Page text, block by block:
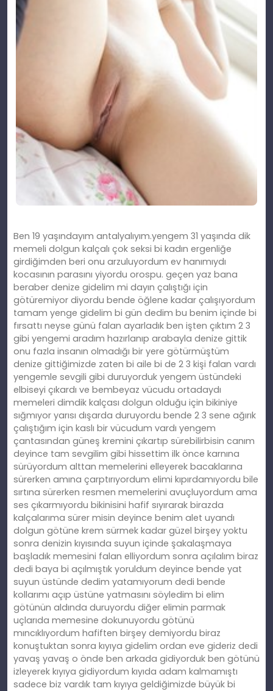
Ben 19 yaşındayım antalyalıyım.yengem 31 yaşında dik
memeli dolgun kalçalı çok seksi bi kadın ergenliğe
girdiğimden beri onu arzuluyordum ev hanımıydı
kocasının parasını yiyordu orospu. geçen yaz bana
beraber denize gidelim mi dayın çalıştığı için
götüremiyor diyordu bende öğlene kadar çalışıyordum
tamam yenge gidelim bi gün dedim bu benim içinde bi
fırsattı neyse günü falan ayarladık ben işten çıktım 2 3
gibi yengemi aradım hazırlanıp arabayla denize gittik
onu fazla insanın olmadığı bir yere götürmüştüm
denize gittiğimizde zaten bi aile bi de 2 3 kişi falan vardı
yengemle sevgili gibi duruyorduk yengem üstündeki
elbiseyi çıkardı ve bembeyaz vücudu ortadaydı
memeleri dimdik kalçası dolgun olduğu için bikiniye
sığmıyor yarısı dışarda duruyordu bende 2 3 sene ağırık
çalıştığım için kaslı bir vücudum vardı yengem
çantasından güneş kremini çıkartıp sürebilirbisin canım
deyince tam sevgilim gibi hissettim ilk önce karnına
sürüyordum alttan memelerini elleyerek bacaklarına
sürerken amına çarptırıyordum elimi kıpırdamıyordu bile
sırtına sürerken resmen memelerini avuçluyordum ama
ses çıkarmıyordu bikinisini hafif sıyırarak birazda
kalçalarıma sürer misin deyince benim alet uyandı
dolgun götüne krem sürmek kadar güzel birşey yoktu
sonra denizin kıyısında suyun içinde şakalaşmaya
başladık memesini falan elliyordum sonra açılalım biraz
dedi baya bi açılmıştık yoruldum deyince bende yat
suyun üstünde dedim yatamıyorum dedi bende
kollarımı açıp üstüne yatmasını söyledim bi elim
götünün aldında duruyordu diğer elimin parmak
uçlarıda memesine dokunuyordu götünü
mıncıklıyordum hafiften birşey demiyordu biraz
konuştuktan sonra kıyıya gidelim ordan eve gideriz dedi
yavaş yavaş o önde ben arkada gidiyorduk ben götünü
izleyerek kıyıya gidiyordum kıyıda adam kalmamıştı
sadece biz vardık tam kıyıya geldiğimizde büyük bi